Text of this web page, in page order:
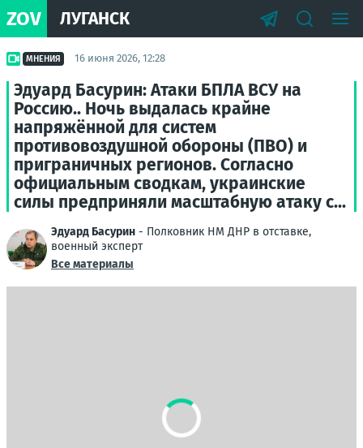
ZOV ЛУГАНСК
МНЕНИЯ 16 июня 2026, 12:28
Эдуард Басурин: Атаки БПЛА ВСУ на
Россию.. Ночь выдалась крайне
напряжённой для систем
противовоздушной обороны (ПВО) и
приграничных регионов. Согласно
официальным сводкам, украинские
силы предприняли масштабную атаку с...
Эдуард Басурин - Полковник НМ ДНР в отставке,
военный эксперт
Все материалы